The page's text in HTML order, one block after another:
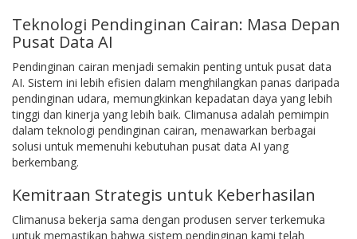
Teknologi Pendinginan Cairan: Masa Depan
Pusat Data AI
Pendinginan cairan menjadi semakin penting untuk pusat data
AI. Sistem ini lebih efisien dalam menghilangkan panas daripada
pendinginan udara, memungkinkan kepadatan daya yang lebih
tinggi dan kinerja yang lebih baik. Climanusa adalah pemimpin
dalam teknologi pendinginan cairan, menawarkan berbagai
solusi untuk memenuhi kebutuhan pusat data AI yang
berkembang.
Kemitraan Strategis untuk Keberhasilan
Climanusa bekerja sama dengan produsen server terkemuka
untuk memastikan bahwa sistem pendinginan kami telah